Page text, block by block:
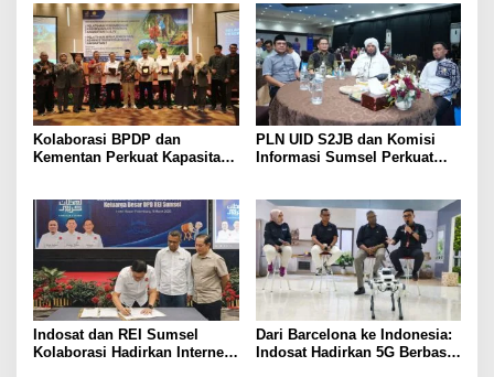
Kolaborasi BPDP dan
Kementan Perkuat Kapasitas
PLN UID S2JB dan Komisi
Informasi Sumsel Perkuat
Indosat dan REI Sumsel
Kolaborasi Hadirkan Internet
Dari Barcelona ke Indonesia:
Indosat Hadirkan 5G Berbasis